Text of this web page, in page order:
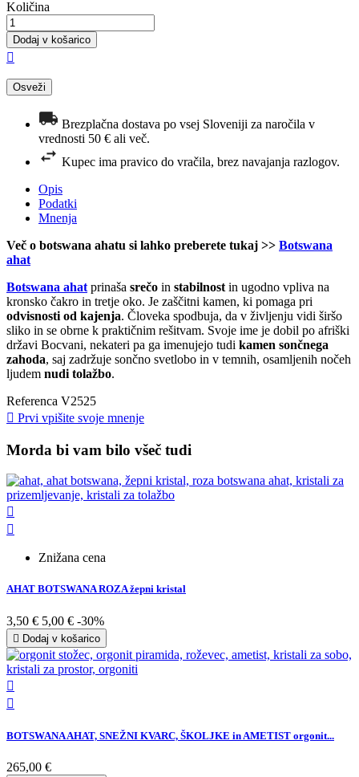
Količina
Dodaj v košarico

Brezplačna dostava po vsej Sloveniji za naročila v
vrednosti 50 € ali več.
Kupec ima pravico do vračila, brez navajanja razlogov.
Opis
Podatki
Mnenja
Več o botswana ahatu si lahko preberete tukaj >> Botswana
ahat
Botswana ahat prinaša srečo in stabilnost in ugodno vpliva na
kronsko čakro in tretje oko. Je zaščitni kamen, ki pomaga pri
odvisnosti od kajenja. Človeka spodbuja, da v življenju vidi širšo
sliko in se obrne k praktičnim rešitvam. Svoje ime je dobil po afriški
državi Bocvani, nekateri pa ga imenujejo tudi kamen sončnega
zahoda, saj zadržuje sončno svetlobo in v temnih, osamljenih nočeh
ljudem nudi tolažbo.
Referenca V2525
 Prvi vpišite svoje mnenje
Morda bi vam bilo všeč tudi


Znižana cena
AHAT BOTSWANA ROZA žepni kristal
3,50 € 5,00 € -30%
 Dodaj v košarico


BOTSWANA AHAT, SNEŽNI KVARC, ŠKOLJKE in AMETIST orgonit...
265,00 €